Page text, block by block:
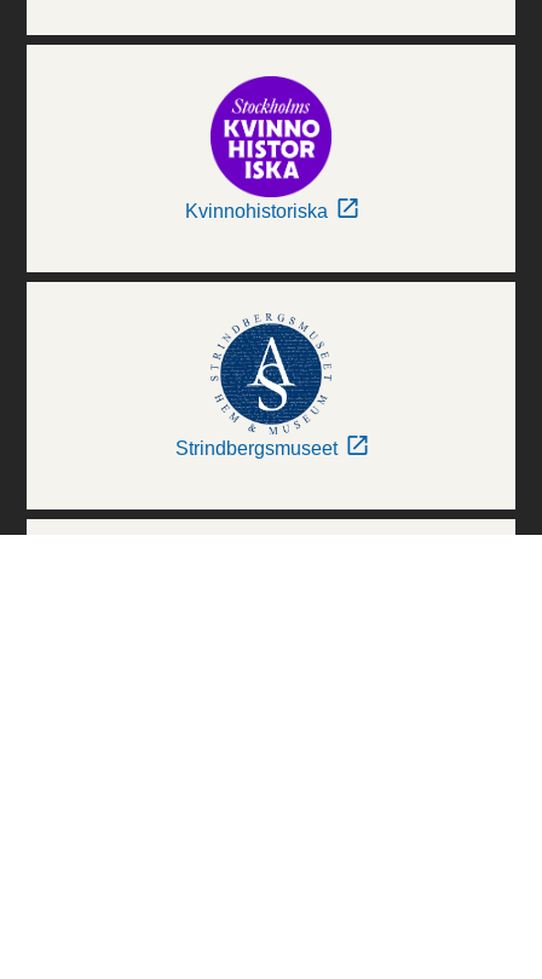
Kvinnohistoriska
Strindbergsmuseet